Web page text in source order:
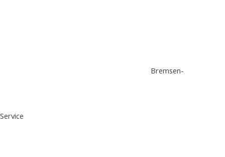
Bremsen-
Service